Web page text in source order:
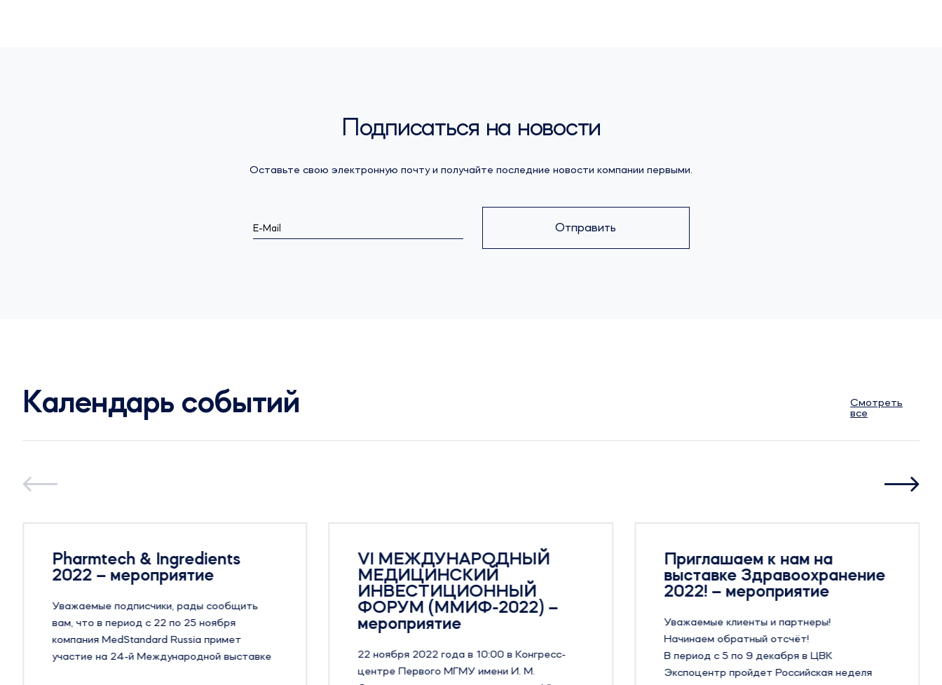
Подписаться на новости
Оставьте свою электронную почту и получайте последние новости компании первыми.
E-Mail Отправить
Календарь событий
Смотреть
все
Pharmtech & Ingredients
2022 – мероприятие
Уважаемые подписчики, рады сообщить
вам, что в период с 22 по 25 ноября
компания MedStandard Russia примет
участие на 24-й Международной выставке
VI МЕЖДУНАРОДНЫЙ
МЕДИЦИНСКИЙ
ИНВЕСТИЦИОННЫЙ
ФОРУМ (ММИФ-2022) –
мероприятие
22 ноября 2022 года в 10:00 в Конгресс-
центре Первого МГМУ имени И. М.
Приглашаем к нам на
выставке Здравоохранение
2022! – мероприятие
Уважаемые клиенты и партнеры!
Начинаем обратный отсчёт!
В период с 5 по 9 декабря в ЦВК
Экспоцентр пройдет Российская неделя